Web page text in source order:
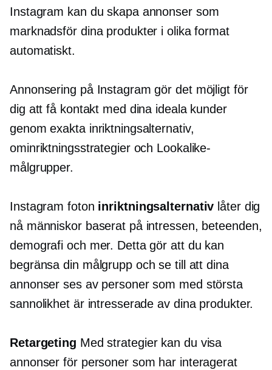
Instagram kan du skapa annonser som
marknadsför dina produkter i olika format
automatiskt.
Annonsering på Instagram gör det möjligt för
dig att få kontakt med dina ideala kunder
genom exakta inriktningsalternativ,
ominriktningsstrategier och Lookalike-
målgrupper.
Instagram foton inriktningsalternativ låter dig
nå människor baserat på intressen, beteenden,
demografi och mer. Detta gör att du kan
begränsa din målgrupp och se till att dina
annonser ses av personer som med största
sannolikhet är intresserade av dina produkter.
Retargeting Med strategier kan du visa
annonser för personer som har interagerat